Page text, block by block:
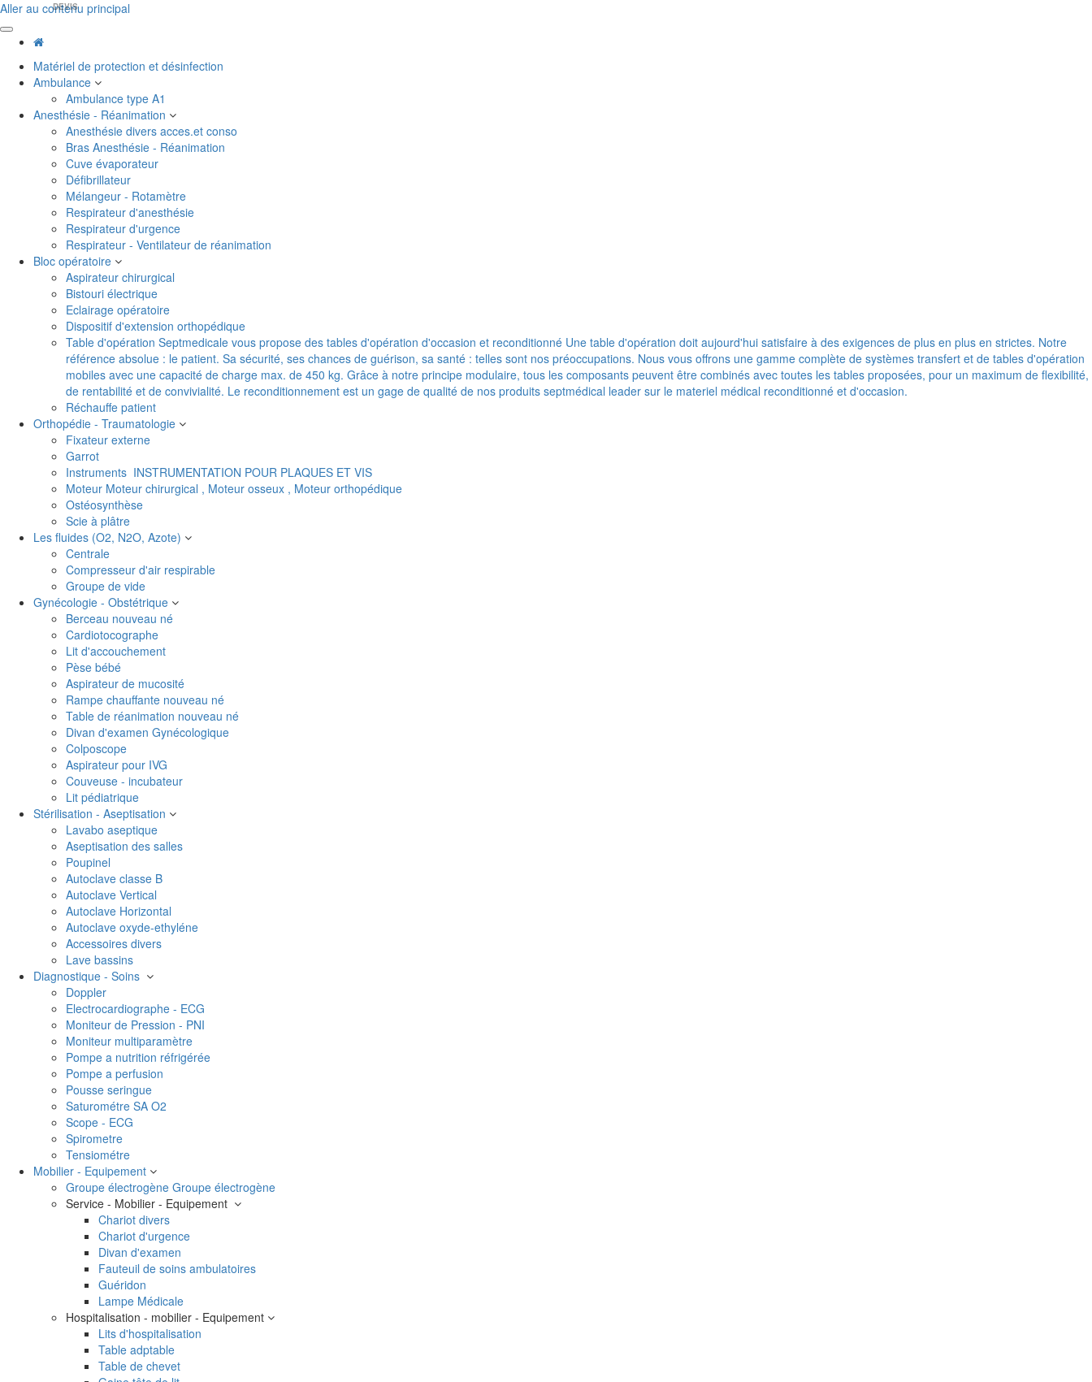
Aller au contenu principal
Matériel de protection et désinfection
Ambulance
Ambulance type A1
Anesthésie - Réanimation
Anesthésie divers acces.et conso
Bras Anesthésie - Réanimation
Cuve évaporateur
Défibrillateur
Mélangeur - Rotamètre
Respirateur d'anesthésie
Respirateur d'urgence
Respirateur - Ventilateur de réanimation
Bloc opératoire
Aspirateur chirurgical
Bistouri électrique
Eclairage opératoire
Dispositif d'extension orthopédique
Table d'opération Septmedicale vous propose des tables d'opération d'occasion et reconditionné Une table d'opération doit aujourd'hui satisfaire à des exigences de plus en plus en strictes. Notre
référence absolue : le patient. Sa sécurité, ses chances de guérison, sa santé : telles sont nos préoccupations. Nous vous offrons une gamme complète de systèmes transfert et de tables d'opération
mobiles avec une capacité de charge max. de 450 kg. Grâce à notre principe modulaire, tous les composants peuvent être combinés avec toutes les tables proposées, pour un maximum de flexibilité,
de rentabilité et de convivialité. Le reconditionnement est un gage de qualité de nos produits septmédical leader sur le materiel médical reconditionné et d'occasion.
Réchauffe patient
Orthopédie - Traumatologie
Fixateur externe
Garrot
Instruments INSTRUMENTATION POUR PLAQUES ET VIS
Moteur Moteur chirurgical , Moteur osseux , Moteur orthopédique
Ostéosynthèse
Scie à plâtre
Les fluides (O2, N2O, Azote)
Centrale
Compresseur d'air respirable
Groupe de vide
Gynécologie - Obstétrique
Berceau nouveau né
Cardiotocographe
Lit d'accouchement
Pèse bébé
Aspirateur de mucosité
Rampe chauffante nouveau né
Table de réanimation nouveau né
Divan d'examen Gynécologique
Colposcope
Aspirateur pour IVG
Couveuse - incubateur
Lit pédiatrique
Stérilisation - Aseptisation
Lavabo aseptique
Aseptisation des salles
Poupinel
Autoclave classe B
Autoclave Vertical
Autoclave Horizontal
Autoclave oxyde-ethyléne
Accessoires divers
Lave bassins
Diagnostique - Soins
Doppler
Electrocardiographe - ECG
Moniteur de Pression - PNI
Moniteur multiparamètre
Pompe a nutrition réfrigérée
Pompe a perfusion
Pousse seringue
Saturométre SA O2
Scope - ECG
Spirometre
Tensiométre
Mobilier - Equipement
Groupe électrogène Groupe électrogène
Service - Mobilier - Equipement
Chariot divers
Chariot d'urgence
Divan d'examen
Fauteuil de soins ambulatoires
Guéridon
Lampe Médicale
Hospitalisation - mobilier - Equipement
Lits d'hospitalisation
Table adptable
Table de chevet
DEVIS